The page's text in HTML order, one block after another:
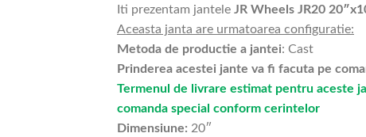
Iti prezentam jantele JR Wheels JR20
Aceasta janta are urmatoarea configuratie:
Metoda de productie a jantei: Cast
Prinderea acestei jante va fi facuta pe
Termenul de livrare estimat pentru aceste
comanda special conform cerintelor
Dimensiune: 20″